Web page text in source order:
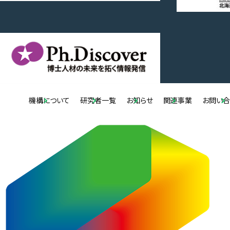
機構について 研究者一覧 お知らせ 関連事業 お問い